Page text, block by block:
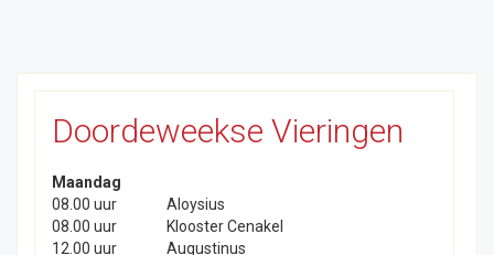
Doordeweekse Vieringen
Maandag
08.00 uur
Aloysius
08.00 uur
Klooster Cenakel
12.00 uur
Augustinus